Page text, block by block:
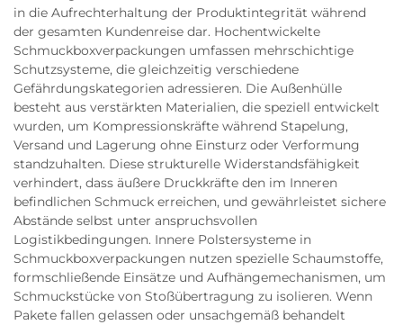
in die Aufrechterhaltung der Produktintegrität während
der gesamten Kundenreise dar. Hochentwickelte
Schmuckboxverpackungen umfassen mehrschichtige
Schutzsysteme, die gleichzeitig verschiedene
Gefährdungskategorien adressieren. Die Außenhülle
besteht aus verstärkten Materialien, die speziell entwickelt
wurden, um Kompressionskräfte während Stapelung,
Versand und Lagerung ohne Einsturz oder Verformung
standzuhalten. Diese strukturelle Widerstandsfähigkeit
verhindert, dass äußere Druckkräfte den im Inneren
befindlichen Schmuck erreichen, und gewährleistet sichere
Abstände selbst unter anspruchsvollen
Logistikbedingungen. Innere Polstersysteme in
Schmuckboxverpackungen nutzen spezielle Schaumstoffe,
formschließende Einsätze und Aufhängemechanismen, um
Schmuckstücke von Stoßübertragung zu isolieren. Wenn
Pakete fallen gelassen oder unsachgemäß behandelt